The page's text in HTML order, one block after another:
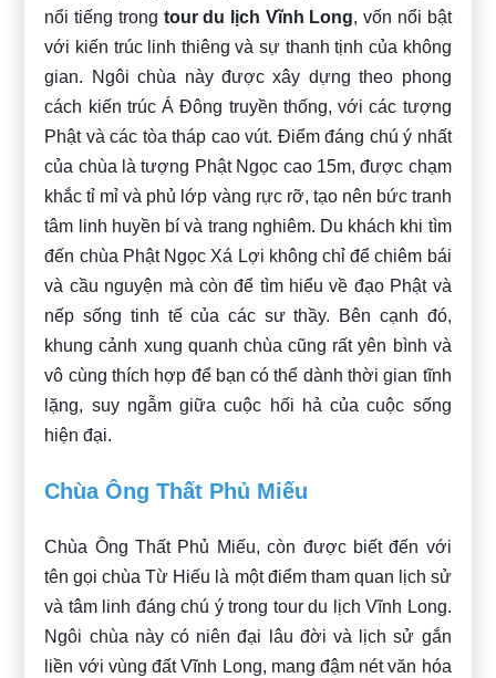
nổi tiếng trong tour du lịch Vĩnh Long, vốn nổi bật
với kiến trúc linh thiêng và sự thanh tịnh của không
gian. Ngôi chùa này được xây dựng theo phong
cách kiến trúc Á Đông truyền thống, với các tượng
Phật và các tòa tháp cao vút. Điểm đáng chú ý nhất
của chùa là tượng Phật Ngọc cao 15m, được chạm
khắc tỉ mỉ và phủ lớp vàng rực rỡ, tạo nên bức tranh
tâm linh huyền bí và trang nghiêm. Du khách khi tìm
đến chùa Phật Ngọc Xá Lợi không chỉ để chiêm bái
và cầu nguyện mà còn để tìm hiểu về đạo Phật và
nếp sống tinh tế của các sư thầy. Bên cạnh đó,
khung cảnh xung quanh chùa cũng rất yên bình và
vô cùng thích hợp để bạn có thể dành thời gian tĩnh
lặng, suy ngẫm giữa cuộc hối hả của cuộc sống
hiện đại.
Chùa Ông Thất Phủ Miếu
Chùa Ông Thất Phủ Miếu, còn được biết đến với
tên gọi chùa Từ Hiếu là một điểm tham quan lịch sử
và tâm linh đáng chú ý trong tour du lịch Vĩnh Long.
Ngôi chùa này có niên đại lâu đời và lịch sử gắn
liền với vùng đất Vĩnh Long, mang đậm nét văn hóa